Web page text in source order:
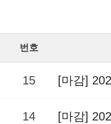
번호
15 [마감]
14 [마감]